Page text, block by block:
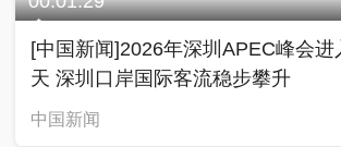
[中国新闻]2026年深圳APEC峰会进
天 深圳口岸国际客流稳步攀升
中国新闻